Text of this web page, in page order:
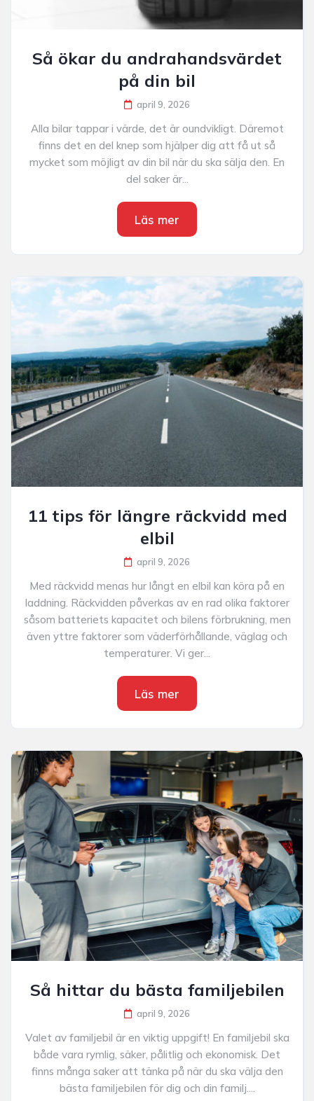
Så ökar du andrahandsvärdet
på din bil
april 9, 2026
Alla bilar tappar i värde, det är oundvikligt. Däremot
finns det en del knep som hjälper dig att få ut så
mycket som möjligt av din bil när du ska sälja den. En
del saker är...
Läs mer
11 tips för längre räckvidd med
elbil
april 9, 2026
Med räckvidd menas hur långt en elbil kan köra på en
laddning. Räckvidden påverkas av en rad olika faktorer
såsom batteriets kapacitet och bilens förbrukning, men
även yttre faktorer som väderförhållande, väglag och
temperaturer. Vi ger...
Läs mer
Så hittar du bästa familjebilen
april 9, 2026
Valet av familjebil är en viktig uppgift! En familjebil ska
både vara rymlig, säker, pålitlig och ekonomisk. Det
finns många saker att tänka på när du ska välja den
bästa familjebilen för dig och din familj....